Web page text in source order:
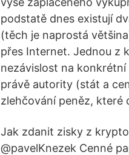
podstatě dnes existují
(těch je naprostá
přes Internet. Jednou z
nezávislost na
právě autority (stát a
zlehčování peněz, které
Jak zdanit zisky z
@pavelKnezek Cenné